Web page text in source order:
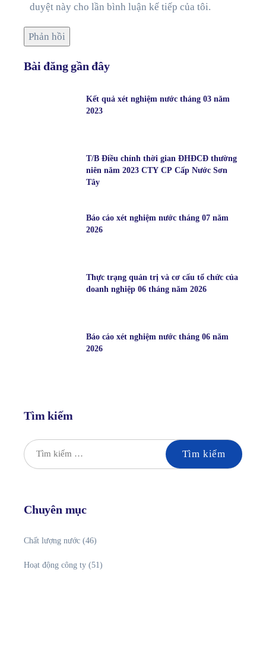
duyệt này cho lần bình luận kế tiếp của tôi.
Bài đăng gần đây
Kết quả xét nghiệm nước tháng 03 năm
2023
T/B Điều chỉnh thời gian ĐHĐCĐ thường
niên năm 2023 CTY CP Cấp Nước Sơn
Tây
Báo cáo xét nghiệm nước tháng 07 năm
2026
Thực trạng quản trị và cơ cấu tổ chức của
doanh nghiệp 06 tháng năm 2026
Báo cáo xét nghiệm nước tháng 06 năm
2026
Tìm kiếm
Chuyên mục
Chất lượng nước (46)
Hoạt động công ty (51)